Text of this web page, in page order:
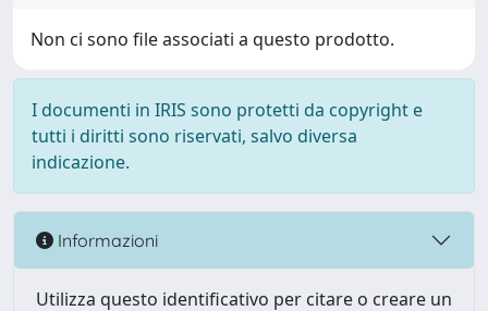
Non ci sono file associati a questo prodotto.
I documenti in IRIS sono protetti da copyright e
tutti i diritti sono riservati, salvo diversa
indicazione.
Informazioni
Utilizza questo identificativo per citare o creare un